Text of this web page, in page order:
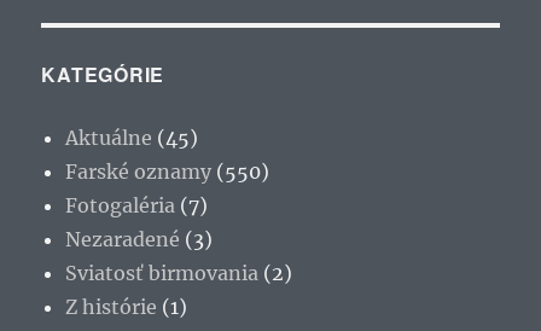
KATEGÓRIE
Aktuálne (45)
Farské oznamy (550)
Fotogaléria (7)
Nezaradené (3)
Sviatosť birmovania (2)
Z histórie (1)